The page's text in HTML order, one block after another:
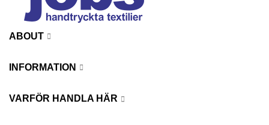
ABOUT
INFORMATION
VARFÖR HANDLA HÄR